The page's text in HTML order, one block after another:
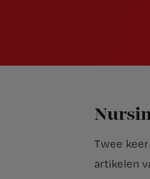
Twee
artikelen